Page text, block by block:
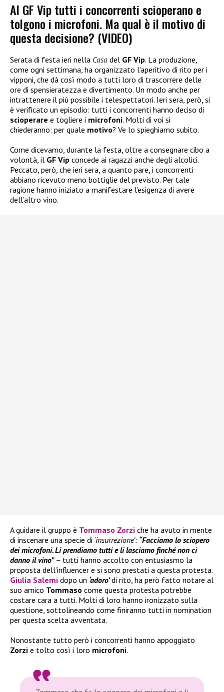
Al GF Vip tutti i concorrenti scioperano e
tolgono i microfoni. Ma qual è il motivo di
questa decisione? (VIDEO)
Serata di festa ieri nella Casa del GF Vip. La produzione,
come ogni settimana, ha organizzato l’aperitivo di rito per i
vipponi, che dà così modo a tutti loro di trascorrere delle
ore di spensieratezza e divertimento. Un modo anche per
intrattenere il più possibile i telespettatori. Ieri sera, però, si
è verificato un episodio: tutti i concorrenti hanno deciso di
scioperare e togliere i microfoni. Molti di voi si
chiederanno: per quale motivo? Ve lo spieghiamo subito.
Come dicevamo, durante la festa, oltre a consegnare cibo a
volontà, il GF Vip concede ai ragazzi anche degli alcolici.
Peccato, però, che ieri sera, a quanto pare, i concorrenti
abbiano ricevuto meno bottiglie del previsto. Per tale
ragione hanno iniziato a manifestare l’esigenza di avere
dell’altro vino.
A guidare il gruppo è Tommaso Zorzi che ha avuto in mente
di inscenare una specie di ‘insurrezione’: “Facciamo lo sciopero
dei microfoni. Li prendiamo tutti e li lasciamo finché non ci
danno il vino” – tutti hanno accolto con entusiasmo la
proposta dell’influencer e si sono prestati a questa protesta.
Giulia Salemi dopo un ‘adoro’di rito, ha però fatto notare al
suo amico Tommaso come questa protesta potrebbe
costare cara a tutti. Molti di loro hanno ironizzato sulla
questione, sottolineando come finiranno tutti in nomination
per questa scelta avventata.
Nonostante tutto però i concorrenti hanno appoggiato
Zorzi e tolto così i loro microfoni.